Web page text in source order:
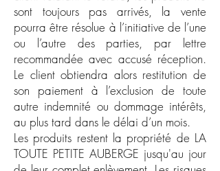
sont toujours pas arrivés, la vente
pourra être résolue à l’initiative de l’une
ou l’autre des parties, par lettre
recommandée avec accusé réception.
Le client obtiendra alors restitution de
son paiement à l’exclusion de toute
autre indemnité ou dommage intérêts,
au plus tard dans le délai d’un mois.
Les produits restent la propriété de LA
TOUTE PETITE AUBERGE jusqu'au jour